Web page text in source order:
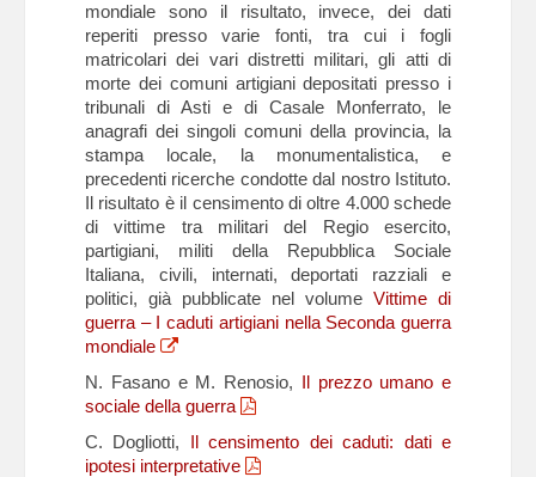
mondiale sono il risultato, invece, dei dati
reperiti presso varie fonti, tra cui i fogli
matricolari dei vari distretti militari, gli atti di
morte dei comuni artigiani depositati presso i
tribunali di Asti e di Casale Monferrato, le
anagrafi dei singoli comuni della provincia, la
stampa locale, la monumentalistica, e
precedenti ricerche condotte dal nostro Istituto.
Il risultato è il censimento di oltre 4.000 schede
di vittime tra militari del Regio esercito,
partigiani, militi della Repubblica Sociale
Italiana, civili, internati, deportati razziali e
politici, già pubblicate nel volume Vittime di
guerra – I caduti artigiani nella Seconda guerra
mondiale
N. Fasano e M. Renosio, Il prezzo umano e
sociale della guerra
C. Dogliotti, Il censimento dei caduti: dati e
ipotesi interpretative